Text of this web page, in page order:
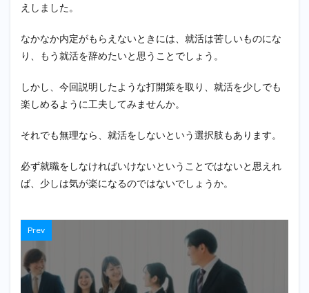
えしました。
なかなか内定がもらえないときには、就活は苦しいものにな
り、もう就活を辞めたいと思うことでしょう。
しかし、今回説明したような打開策を取り、就活を少しでも
楽しめるように工夫してみませんか。
それでも無理なら、就活をしないという選択肢もあります。
必ず就職をしなければいけないということではないと思えれ
ば、少しは気が楽になるのではないでしょうか。
Prev